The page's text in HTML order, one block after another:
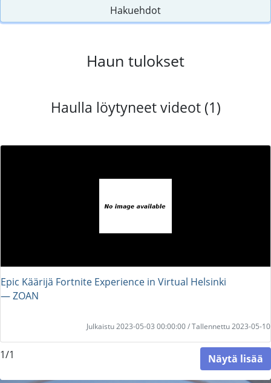
Hakuehdot
Haun tulokset
Haulla löytyneet videot (1)
Epic Käärijä Fortnite Experience in Virtual Helsinki
― ZOAN
Julkaistu 2023-05-03 00:00:00 / Tallennettu 2023-05-10
1/1 Näytä lisää